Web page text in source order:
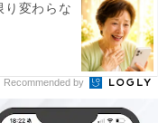
り変わらな
Recommended by